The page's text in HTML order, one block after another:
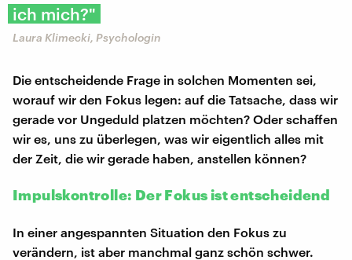
ich mich?"
Laura Klimecki, Psychologin
Die entscheidende Frage in solchen Momenten sei,
worauf wir den Fokus legen: auf die Tatsache, dass wir
gerade vor Ungeduld platzen möchten? Oder schaffen
wir es, uns zu überlegen, was wir eigentlich alles mit
der Zeit, die wir gerade haben, anstellen können?
Impulskontrolle: Der Fokus ist entscheidend
In einer angespannten Situation den Fokus zu
verändern, ist aber manchmal ganz schön schwer.